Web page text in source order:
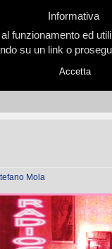
Mola
Informativa
ed
su un link o
Accetta